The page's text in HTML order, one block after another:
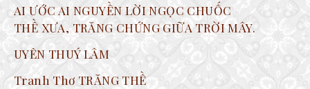
AI ƯỚC AI NGUYỀN LỜI NGỌC CHUỐC
THỀ XƯA, TRĂNG CHỨNG GIỮA TRỜI MÂY.
UYÊN THUÝ LÂM
Tranh Thơ TRĂNG THỀ